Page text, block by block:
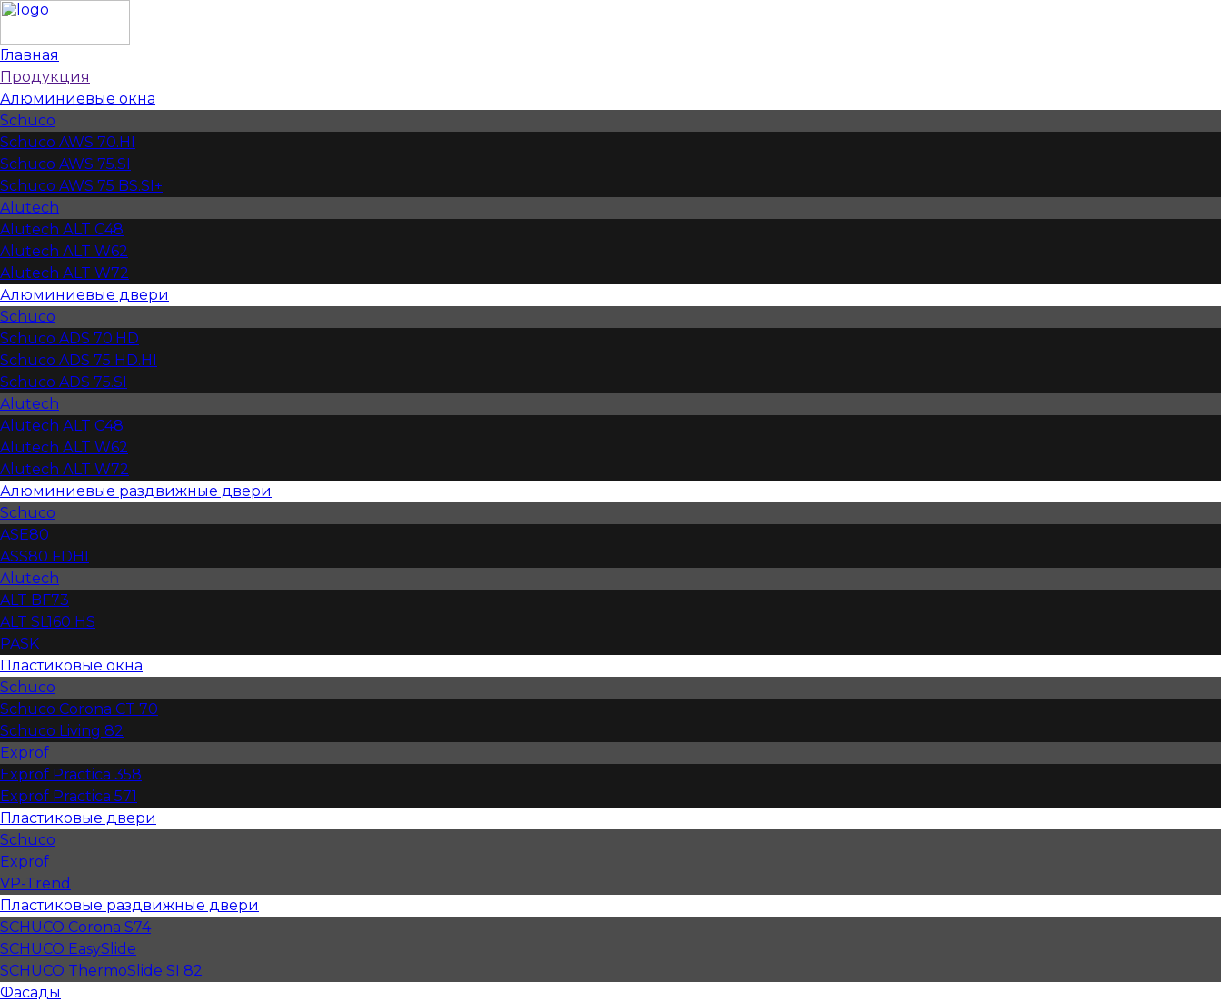
Главная
Продукция
Алюминиевые окна
Schuco
Schuco AWS 70.HI
Schuco AWS 75.SI
Schuco AWS 75 BS.SI+
Alutech
Alutech АLT C48
Alutech АLT W62
Alutech АLT W72
Алюминиевые двери
Schuco
Schuco ADS 70.HD
Schuco ADS 75 HD.HI
Schuco ADS 75.SI
Alutech
Alutech АLT C48
Alutech АLT W62
Alutech АLT W72
Алюминиевые раздвижные двери
Schuco
ASE80
ASS80 FDHI
Alutech
ALT BF73
ALT SL160 HS
PASK
Пластиковые окна
Schuco
Schuco Corona CT 70
Schuco Living 82
Exprof
Exprof Practica 358
Exprof Practica 571
Пластиковые двери
Schuco
Exprof
VP-Trend
Пластиковые раздвижные двери
SCHUCO Corona S74
SCHUCO EasySlide
SCHUCO ThermoSlide SI 82
Фасады